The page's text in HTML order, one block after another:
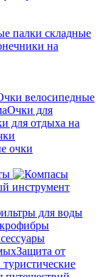
палки складные
на
Очки для
для отдыха на
очки
инструмент
для воды
Защита от